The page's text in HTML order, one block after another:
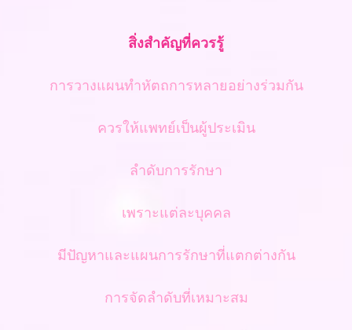
สิ่งสำคัญที่ควรรู้
การวางแผนทำหัตถการหลายอย่างร่วมกัน
ควรให้แพทย์เป็นผู้ประเมิน
ลำดับการรักษา
เพราะแต่ละบุคคล
มีปัญหาและแผนการรักษาที่แตกต่างกัน
การจัดลำดับที่เหมาะสม